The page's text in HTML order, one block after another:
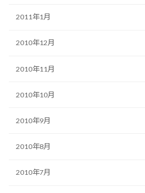
2011年1月
2010年12月
2010年11月
2010年10月
2010年9月
2010年8月
2010年7月